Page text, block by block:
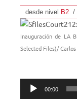
desde nivel B2 /
Inauguración de LA
Selected Files)/
Reproductor
00:00